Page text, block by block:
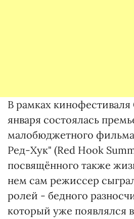
В рамках кинофестиваля
января состоялась
малобюджетного
Ред-Хук" (Red Hook
посвящённого также
нем сам режиссер
ролей - бедного
который уже появлялся